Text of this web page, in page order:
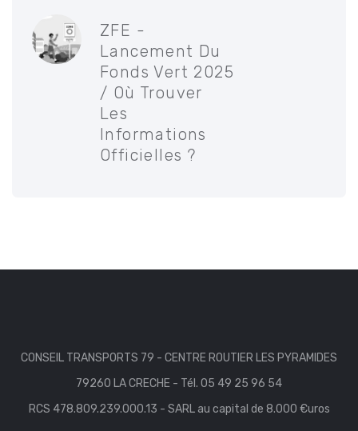
ZFE -
Lancement Du
Fonds Vert 2025
/ Où Trouver
Les
Informations
Officielles ?
CONSEIL TRANSPORTS 79 - CENTRE ROUTIER LES PYRAMIDES
79260 LA CRECHE - Tél. 05 49 25 96 54
RCS 478.809.239.000.13 - SARL au capital de 8.000 €uros